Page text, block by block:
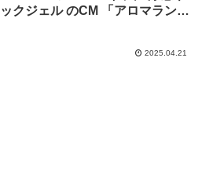
ックジェル のCM 「アロマランウ
2025.04.21